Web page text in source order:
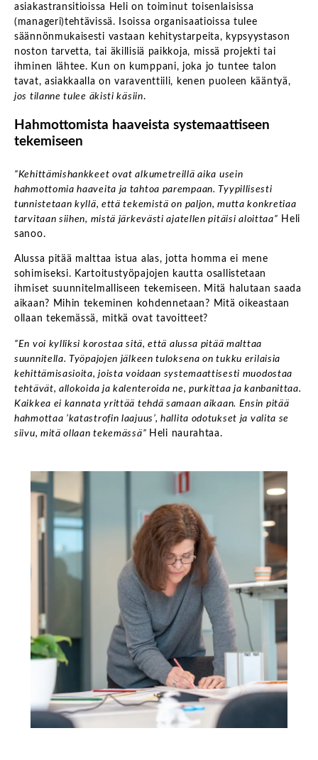
asiakastransitioissa Heli on toiminut toisenlaisissa
(manageri)tehtävissä. Isoissa organisaatioissa tulee
säännönmukaisesti vastaan kehitystarpeita, kypsyystason
noston tarvetta, tai äkillisiä paikkoja, missä projekti tai
ihminen lähtee. Kun on kumppani, joka jo tuntee talon
tavat, asiakkaalla on varaventtiili, kenen puoleen kääntyä,
jos tilanne tulee äkisti käsiin.
Hahmottomista haaveista systemaattiseen
tekemiseen
”Kehittämishankkeet ovat alkumetreillä aika usein
hahmottomia haaveita ja tahtoa parempaan. Tyypillisesti
tunnistetaan kyllä, että tekemistä on paljon, mutta konkretiaa
tarvitaan siihen, mistä järkevästi ajatellen pitäisi aloittaa” Heli
sanoo.
Alussa pitää malttaa istua alas, jotta homma ei mene
sohimiseksi. Kartoitustyöpajojen kautta osallistetaan
ihmiset suunnitelmalliseen tekemiseen. Mitä halutaan saada
aikaan? Mihin tekeminen kohdennetaan? Mitä oikeastaan
ollaan tekemässä, mitkä ovat tavoitteet?
”En voi kylliksi korostaa sitä, että alussa pitää malttaa
suunnitella. Työpajojen jälkeen tuloksena on tukku erilaisia
kehittämisasioita, joista voidaan systemaattisesti muodostaa
tehtävät, allokoida ja kalenteroida ne, purkittaa ja kanbanittaa.
Kaikkea ei kannata yrittää tehdä samaan aikaan. Ensin pitää
hahmottaa ’katastrofin laajuus’, hallita odotukset ja valita se
siivu, mitä ollaan tekemässä” Heli naurahtaa.